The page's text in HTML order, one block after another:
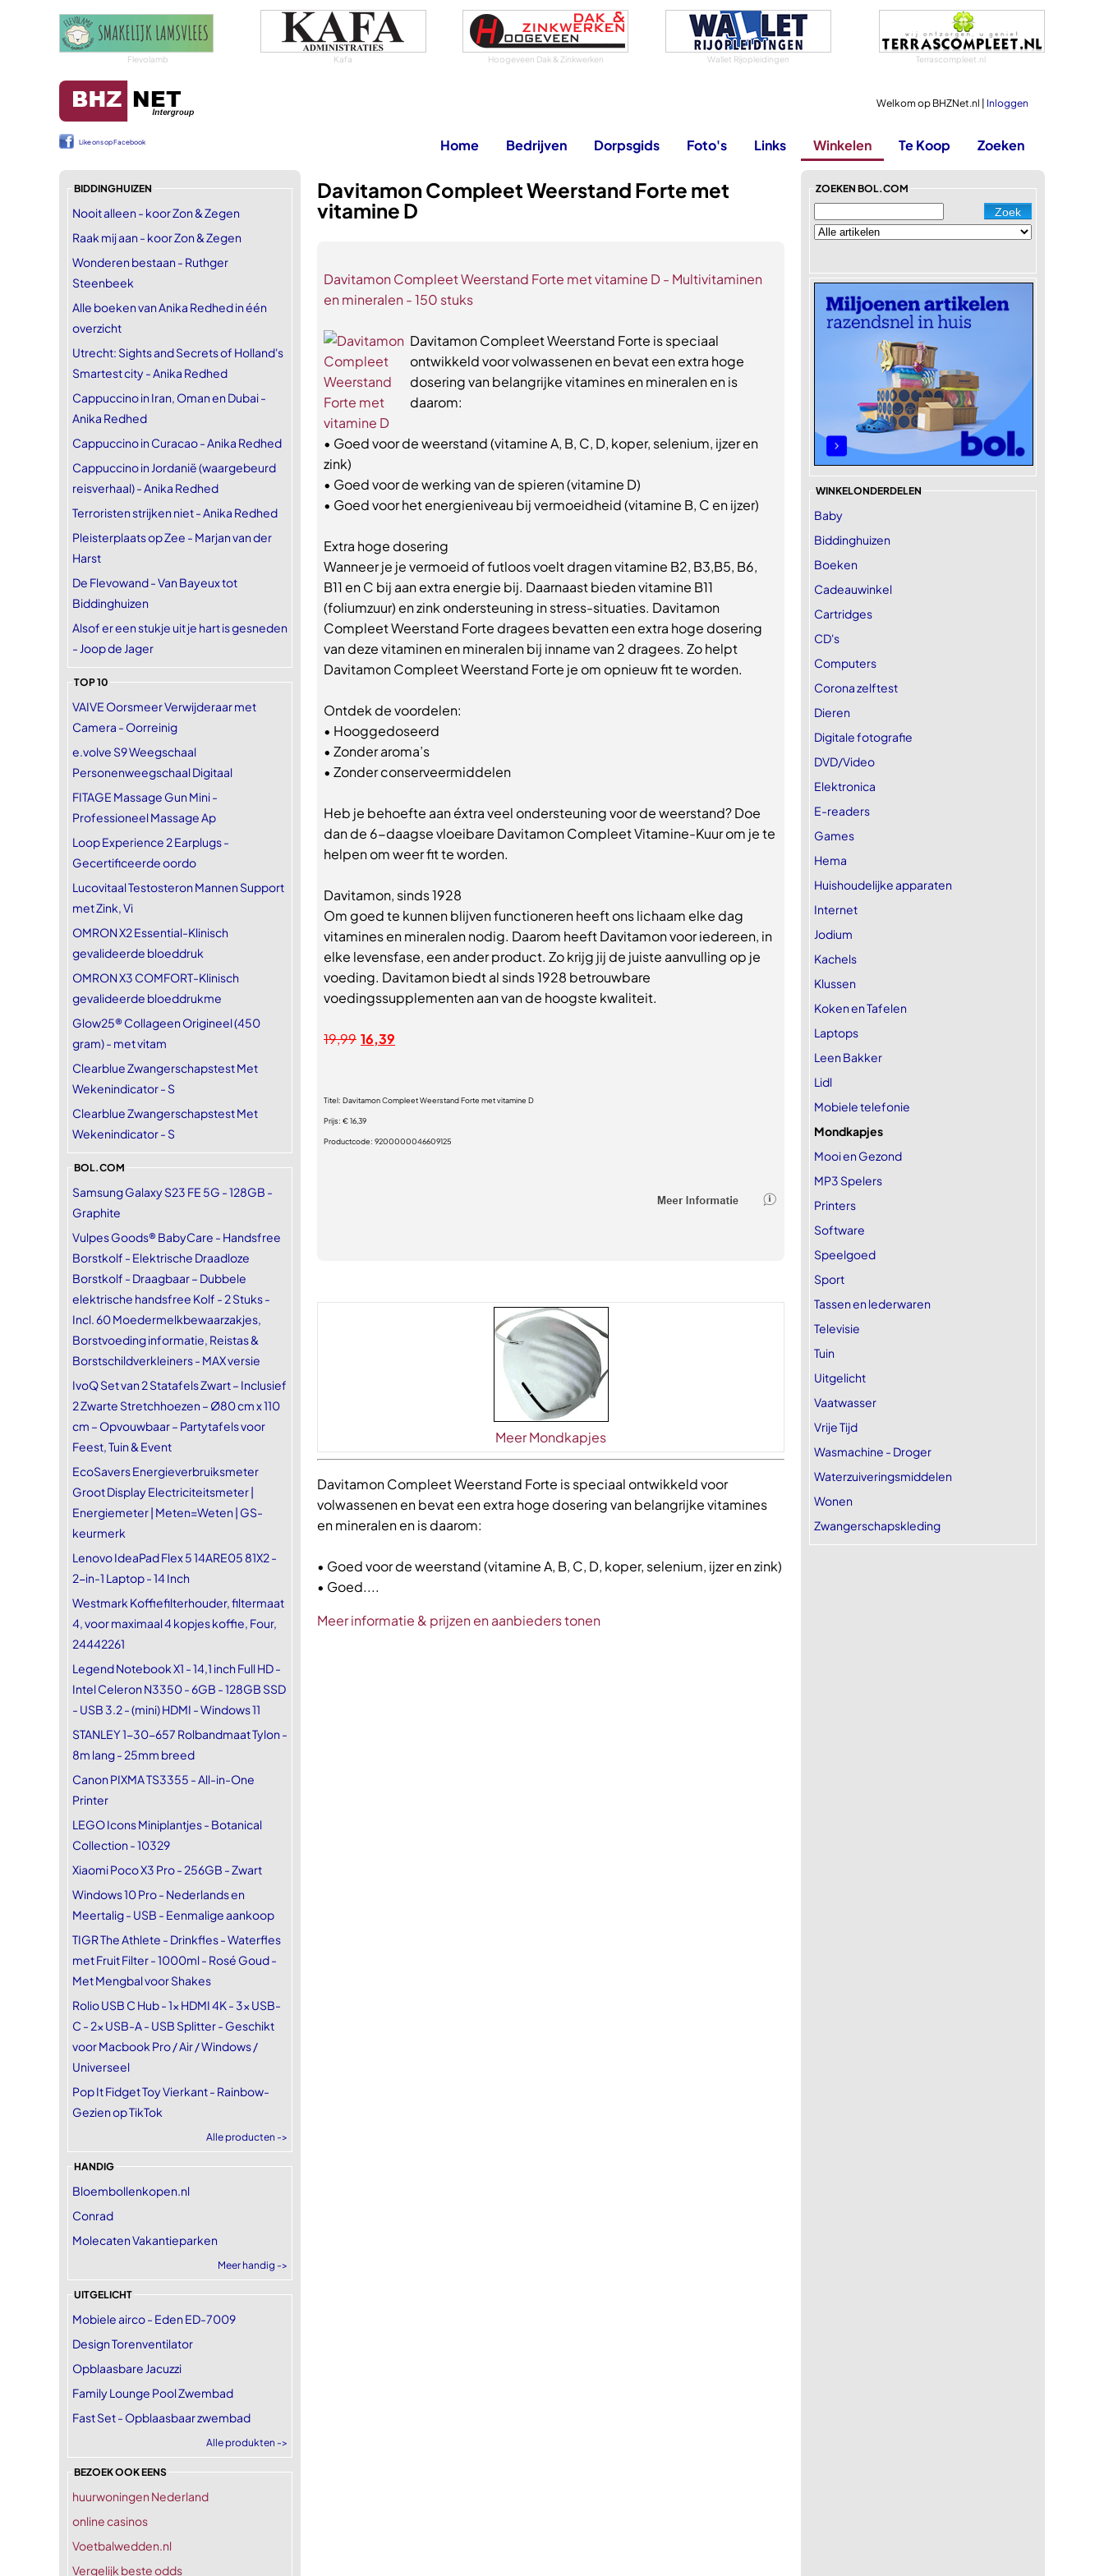
Flevolamb Kafa Hoogeveen Dak & Zinkwerken Wallet Rijopleidingen Terrascompleet.nl
Welkom op BHZNet.nl | Inloggen
Like ons op Facebook Home Bedrijven Dorpsgids Foto's Links Winkelen Te Koop Zoeken
BIDDINGHUIZEN
Nooit alleen - koor Zon & Zegen
Raak mij aan - koor Zon & Zegen
Wonderen bestaan - Ruthger
Steenbeek
Alle boeken van Anika Redhed in één
overzicht
Utrecht: Sights and Secrets of Holland's
Smartest city - Anika Redhed
Cappuccino in Iran, Oman en Dubai -
Anika Redhed
Cappuccino in Curacao - Anika Redhed
Cappuccino in Jordanië (waargebeurd
reisverhaal) - Anika Redhed
Terroristen strijken niet - Anika Redhed
Pleisterplaats op Zee - Marjan van der
Harst
De Flevowand - Van Bayeux tot
Biddinghuizen
Alsof er een stukje uit je hart is gesneden
- Joop de Jager
TOP 10
VAIVE Oorsmeer Verwijderaar met
Camera - Oorreinig
e.volve S9 Weegschaal
Personenweegschaal Digitaal
FITAGE Massage Gun Mini -
Professioneel Massage Ap
Loop Experience 2 Earplugs -
Gecertificeerde oordo
Lucovitaal Testosteron Mannen Support
met Zink, Vi
OMRON X2 Essential-Klinisch
gevalideerde bloeddruk
OMRON X3 COMFORT-Klinisch
gevalideerde bloeddrukme
Glow25® Collageen Origineel (450
gram) - met vitam
Clearblue Zwangerschapstest Met
Wekenindicator - S
Clearblue Zwangerschapstest Met
Wekenindicator - S
BOL.COM
Samsung Galaxy S23 FE 5G - 128GB -
Graphite
Vulpes Goods® BabyCare - Handsfree
Borstkolf - Elektrische Draadloze
Borstkolf - Draagbaar – Dubbele
elektrische handsfree Kolf - 2 Stuks -
Incl. 60 Moedermelkbewaarzakjes,
Borstvoeding informatie, Reistas &
Borstschildverkleiners - MAX versie
IvoQ Set van 2 Statafels Zwart – Inclusief
2 Zwarte Stretchhoezen – Ø80 cm x 110
cm – Opvouwbaar – Partytafels voor
Feest, Tuin & Event
EcoSavers Energieverbruiksmeter
Groot Display Electriciteitsmeter |
Energiemeter | Meten=Weten | GS-
keurmerk
Lenovo IdeaPad Flex 5 14ARE05 81X2 -
2-in-1 Laptop - 14 Inch
Westmark Koffiefilterhouder, filtermaat
4, voor maximaal 4 kopjes koffie, Four,
24442261
Legend Notebook X1 - 14,1 inch Full HD -
Intel Celeron N3350 - 6GB - 128GB SSD
- USB 3.2 - (mini) HDMI - Windows 11
STANLEY 1-30-657 Rolbandmaat Tylon -
8m lang - 25mm breed
Canon PIXMA TS3355 - All-in-One
Printer
LEGO Icons Miniplantjes - Botanical
Collection - 10329
Xiaomi Poco X3 Pro - 256GB - Zwart
Windows 10 Pro - Nederlands en
Meertalig - USB - Eenmalige aankoop
TIGR The Athlete - Drinkfles - Waterfles
met Fruit Filter - 1000ml - Rosé Goud -
Met Mengbal voor Shakes
Rolio USB C Hub - 1x HDMI 4K - 3x USB-
C - 2x USB-A - USB Splitter - Geschikt
voor Macbook Pro / Air / Windows /
Universeel
Pop It Fidget Toy Vierkant - Rainbow-
Gezien op TikTok
Alle producten ->
HANDIG
Bloembollenkopen.nl
Conrad
Molecaten Vakantieparken
Meer handig ->
UITGELICHT
Mobiele airco - Eden ED-7009
Design Torenventilator
Opblaasbare Jacuzzi
Family Lounge Pool Zwembad
Fast Set - Opblaasbaar zwembad
Alle produkten ->
BEZOEK OOK EENS
huurwoningen Nederland
online casinos
Voetbalwedden.nl
Vergelijk beste odds
Davitamon Compleet Weerstand Forte met
vitamine D
Davitamon Compleet Weerstand Forte met vitamine D - Multivitaminen
en mineralen - 150 stuks
Davitamon Compleet Weerstand Forte is speciaal
ontwikkeld voor volwassenen en bevat een extra hoge
dosering van belangrijke vitamines en mineralen en is
daarom:
• Goed voor de weerstand (vitamine A, B, C, D, koper, selenium, ijzer en
zink)
• Goed voor de werking van de spieren (vitamine D)
• Goed voor het energieniveau bij vermoeidheid (vitamine B, C en ijzer)
Extra hoge dosering
Wanneer je je vermoeid of futloos voelt dragen vitamine B2, B3,B5, B6,
B11 en C bij aan extra energie bij. Daarnaast bieden vitamine B11
(foliumzuur) en zink ondersteuning in stress-situaties. Davitamon
Compleet Weerstand Forte dragees bevatten een extra hoge dosering
van deze vitaminen en mineralen bij inname van 2 dragees. Zo helpt
Davitamon Compleet Weerstand Forte je om opnieuw fit te worden.
Ontdek de voordelen:
• Hooggedoseerd
• Zonder aroma’s
• Zonder conserveermiddelen
Heb je behoefte aan éxtra veel ondersteuning voor de weerstand? Doe
dan de 6-daagse vloeibare Davitamon Compleet Vitamine-Kuur om je te
helpen om weer fit te worden.
Davitamon, sinds 1928
Om goed te kunnen blijven functioneren heeft ons lichaam elke dag
vitamines en mineralen nodig. Daarom heeft Davitamon voor iedereen, in
elke levensfase, een ander product. Zo krijg jij de juiste aanvulling op je
voeding. Davitamon biedt al sinds 1928 betrouwbare
voedingssupplementen aan van de hoogste kwaliteit.
19,99 16,39
Titel: Davitamon Compleet Weerstand Forte met vitamine D
Prijs: € 16,39
Productcode: 9200000046609125
Meer Mondkapjes
Davitamon Compleet Weerstand Forte is speciaal ontwikkeld voor
volwassenen en bevat een extra hoge dosering van belangrijke vitamines
en mineralen en is daarom:
• Goed voor de weerstand (vitamine A, B, C, D, koper, selenium, ijzer en zink)
• Goed....
Meer informatie & prijzen en aanbieders tonen
ZOEKEN BOL.COM
WINKELONDERDELEN
Baby
Biddinghuizen
Boeken
Cadeauwinkel
Cartridges
CD's
Computers
Corona zelftest
Dieren
Digitale fotografie
DVD/Video
Elektronica
E-readers
Games
Hema
Huishoudelijke apparaten
Internet
Jodium
Kachels
Klussen
Koken en Tafelen
Laptops
Leen Bakker
Lidl
Mobiele telefonie
Mondkapjes
Mooi en Gezond
MP3 Spelers
Printers
Software
Speelgoed
Sport
Tassen en lederwaren
Televisie
Tuin
Uitgelicht
Vaatwasser
Vrije Tijd
Wasmachine - Droger
Waterzuiveringsmiddelen
Wonen
Zwangerschapskleding